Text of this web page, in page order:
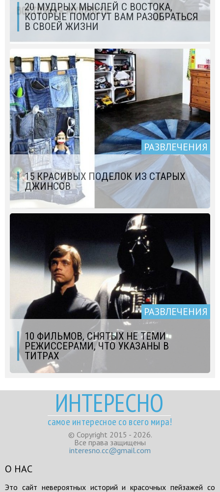
20 МУДРЫХ МЫСЛЕЙ С ВОСТОКА,
КОТОРЫЕ ПОМОГУТ ВАМ РАЗОБРАТЬСЯ
В СВОЕЙ ЖИЗНИ
РАЗВЛЕЧЕНИЯ
15 КРАСИВЫХ ПОДЕЛОК ИЗ СТАРЫХ
ДЖИНСОВ
РАЗВЛЕЧЕНИЯ
10 ФИЛЬМОВ, СНЯТЫХ НЕ ТЕМИ
РЕЖИССЕРАМИ, ЧТО УКАЗАНЫ В
ТИТРАХ
ИНТЕРЕСНО
самое интересное со всего мира!
© Copyright 2015 - 2026.
Все права защищены
interesno.cc@gmail.com
О НАС
Это сайт невероятных историй и красочных пейзажей со